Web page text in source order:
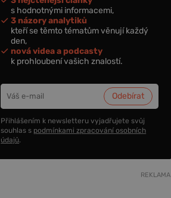
s hodnotnými informacemi,
3 názory analytiků
kteří se těmto tématům věnují každý
den,
nová videa a podcasty
k prohloubení vašich znalostí.
Přihlášením k newsletteru vyjadřujete svůj
souhlas s podmínkami zpracování osobních
údajů.
REKLAMA